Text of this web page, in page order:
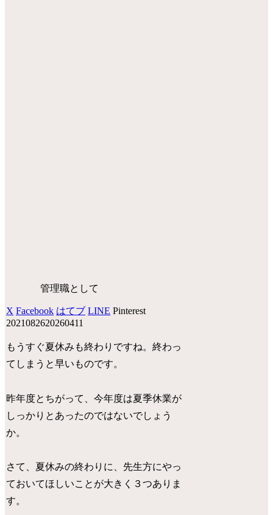
管理職として
X Facebook はてブ LINE Pinterest
2021082620260411
もうすぐ夏休みも終わりですね。終わっ
てしまうと早いものです。
昨年度とちがって、今年度は夏季休業が
しっかりとあったのではないでしょう
か。
さて、夏休みの終わりに、先生方にやっ
ておいてほしいことが大きく３つありま
す。